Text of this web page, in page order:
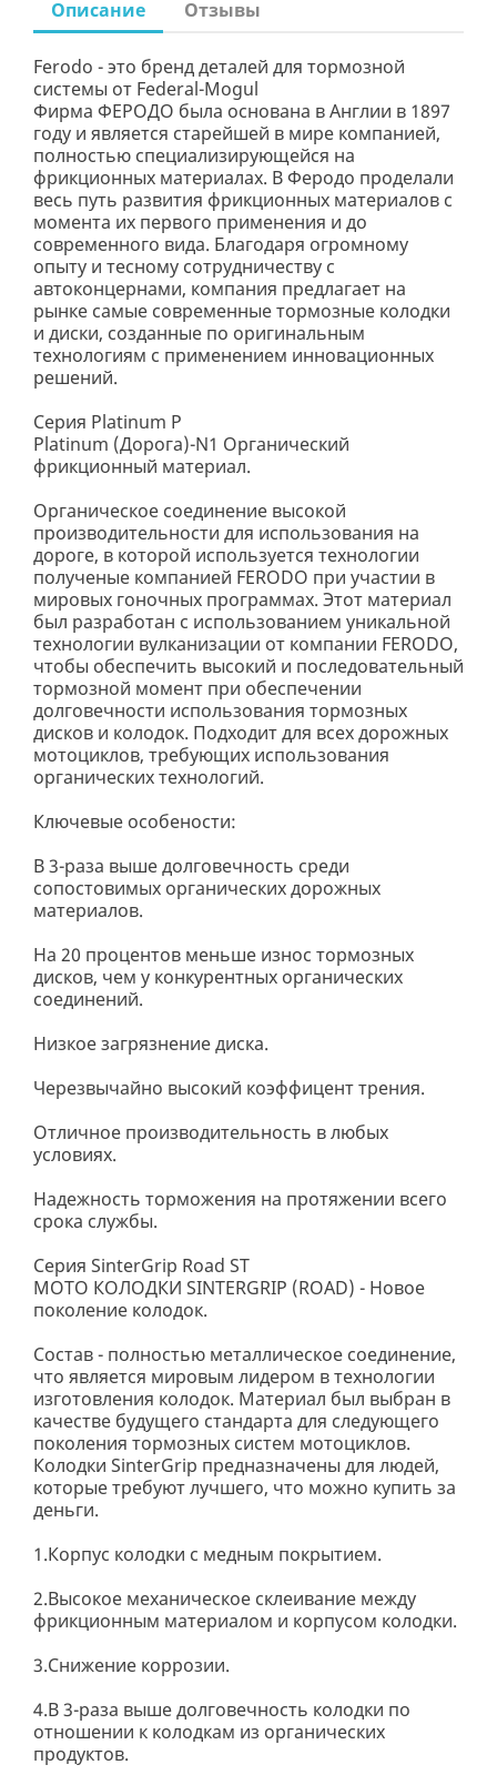
Описание Отзывы
Ferodo - это бренд деталей для тормозной
системы от Federal-Mogul
Фирма ФЕРОДО была основана в Англии в 1897
году и является старейшей в мире компанией,
полностью специализирующейся на
фрикционных материалах. В Феродо проделали
весь путь развития фрикционных материалов с
момента их первого применения и до
современного вида. Благодаря огромному
опыту и тесному сотрудничеству с
автоконцернами, компания предлагает на
рынке самые современные тормозные колодки
и диски, созданные по оригинальным
технологиям с применением инновационных
решений.
Серия Platinum P
Platinum (Дорога)-N1 Органический
фрикционный материал.
Органическое соединение высокой
производительности для использования на
дороге, в которой используется технологии
полученые компанией FERODO при участии в
мировых гоночных программах. Этот материал
был разработан с использованием уникальной
технологии вулканизации от компании FERODO,
чтобы обеспечить высокий и последовательный
тормозной момент при обеспечении
долговечности использования тормозных
дисков и колодок. Подходит для всех дорожных
мотоциклов, требующих использования
органических технологий.
Ключевые особености:
В 3-раза выше долговечность среди
сопостовимых органических дорожных
материалов.
На 20 процентов меньше износ тормозных
дисков, чем у конкурентных органических
соединений.
Низкое загрязнение диска.
Черезвычайно высокий коэффицент трения.
Отличное производительность в любых
условиях.
Надежность торможения на протяжении всего
срока службы.
Серия SinterGrip Road ST
МОТО КОЛОДКИ SINTERGRIP (ROAD) - Новое
поколение колодок.
Состав - полностью металлическое соединение,
что является мировым лидером в технологии
изготовления колодок. Материал был выбран в
качестве будущего стандарта для следующего
поколения тормозных систем мотоциклов.
Колодки SinterGrip предназначены для людей,
которые требуют лучшего, что можно купить за
деньги.
1.Корпус колодки с медным покрытием.
2.Высокое механическое склеивание между
фрикционным материалом и корпусом колодки.
3.Снижение коррозии.
4.В 3-раза выше долговечность колодки по
отношении к колодкам из органических
продуктов.